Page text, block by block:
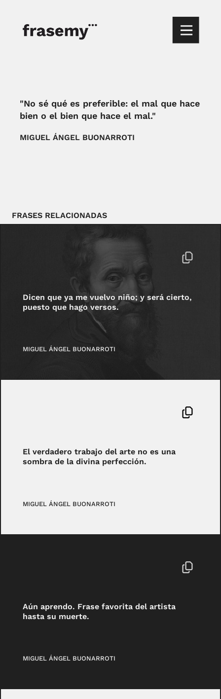
"No sé qué es preferible: el mal que hace
bien o el bien que hace el mal."
MIGUEL ÁNGEL BUONARROTI
FRASES RELACIONADAS
Dicen que ya me vuelvo niño; y será cierto,
puesto que hago versos.
MIGUEL ÁNGEL BUONARROTI
El verdadero trabajo del arte no es una
sombra de la divina perfección.
MIGUEL ÁNGEL BUONARROTI
Aún aprendo. Frase favorita del artista
hasta su muerte.
MIGUEL ÁNGEL BUONARROTI